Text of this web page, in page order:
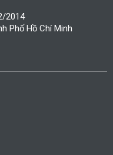
2014
Phố Hồ Chí Minh